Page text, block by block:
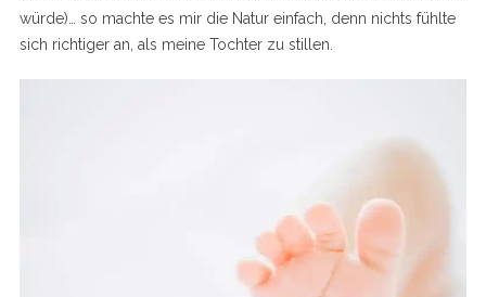
würde)… so machte es mir die Natur einfach, denn nichts fühlte
sich richtiger an, als meine Tochter zu stillen.